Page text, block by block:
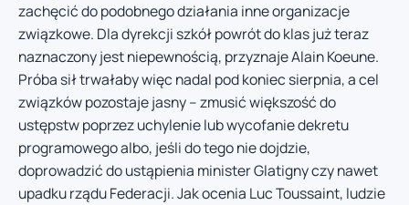
zachęcić do podobnego działania inne organizacje
związkowe. Dla dyrekcji szkół powrót do klas już teraz
naznaczony jest niepewnością, przyznaje Alain Koeune.
Próba sił trwałaby więc nadal pod koniec sierpnia, a cel
związków pozostaje jasny – zmusić większość do
ustępstw poprzez uchylenie lub wycofanie dekretu
programowego albo, jeśli do tego nie dojdzie,
doprowadzić do ustąpienia minister Glatigny czy nawet
upadku rządu Federacji. Jak ocenia Luc Toussaint, ludzie